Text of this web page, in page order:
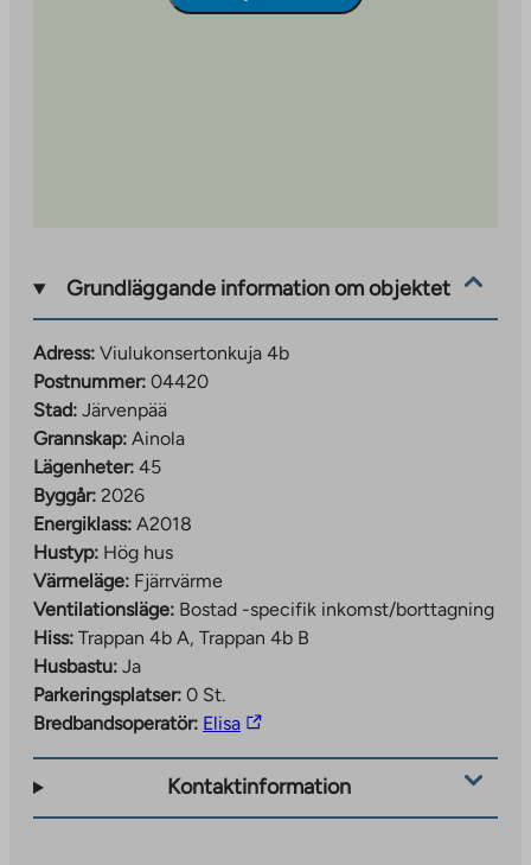
Grundläggande information om objektet
Adress: Viulukonsertonkuja 4b
Postnummer: 04420
Stad: Järvenpää
Grannskap: Ainola
Lägenheter: 45
Byggår: 2026
Energiklass: A2018
Hustyp: Hög hus
Värmeläge: Fjärrvärme
Ventilationsläge: Bostad -specifik inkomst/borttagning
Hiss: Trappan 4b A, Trappan 4b B
Husbastu: Ja
Parkeringsplatser: 0 St.
Bredbandsoperatör: ElisaThe
takes
Kontaktinformation